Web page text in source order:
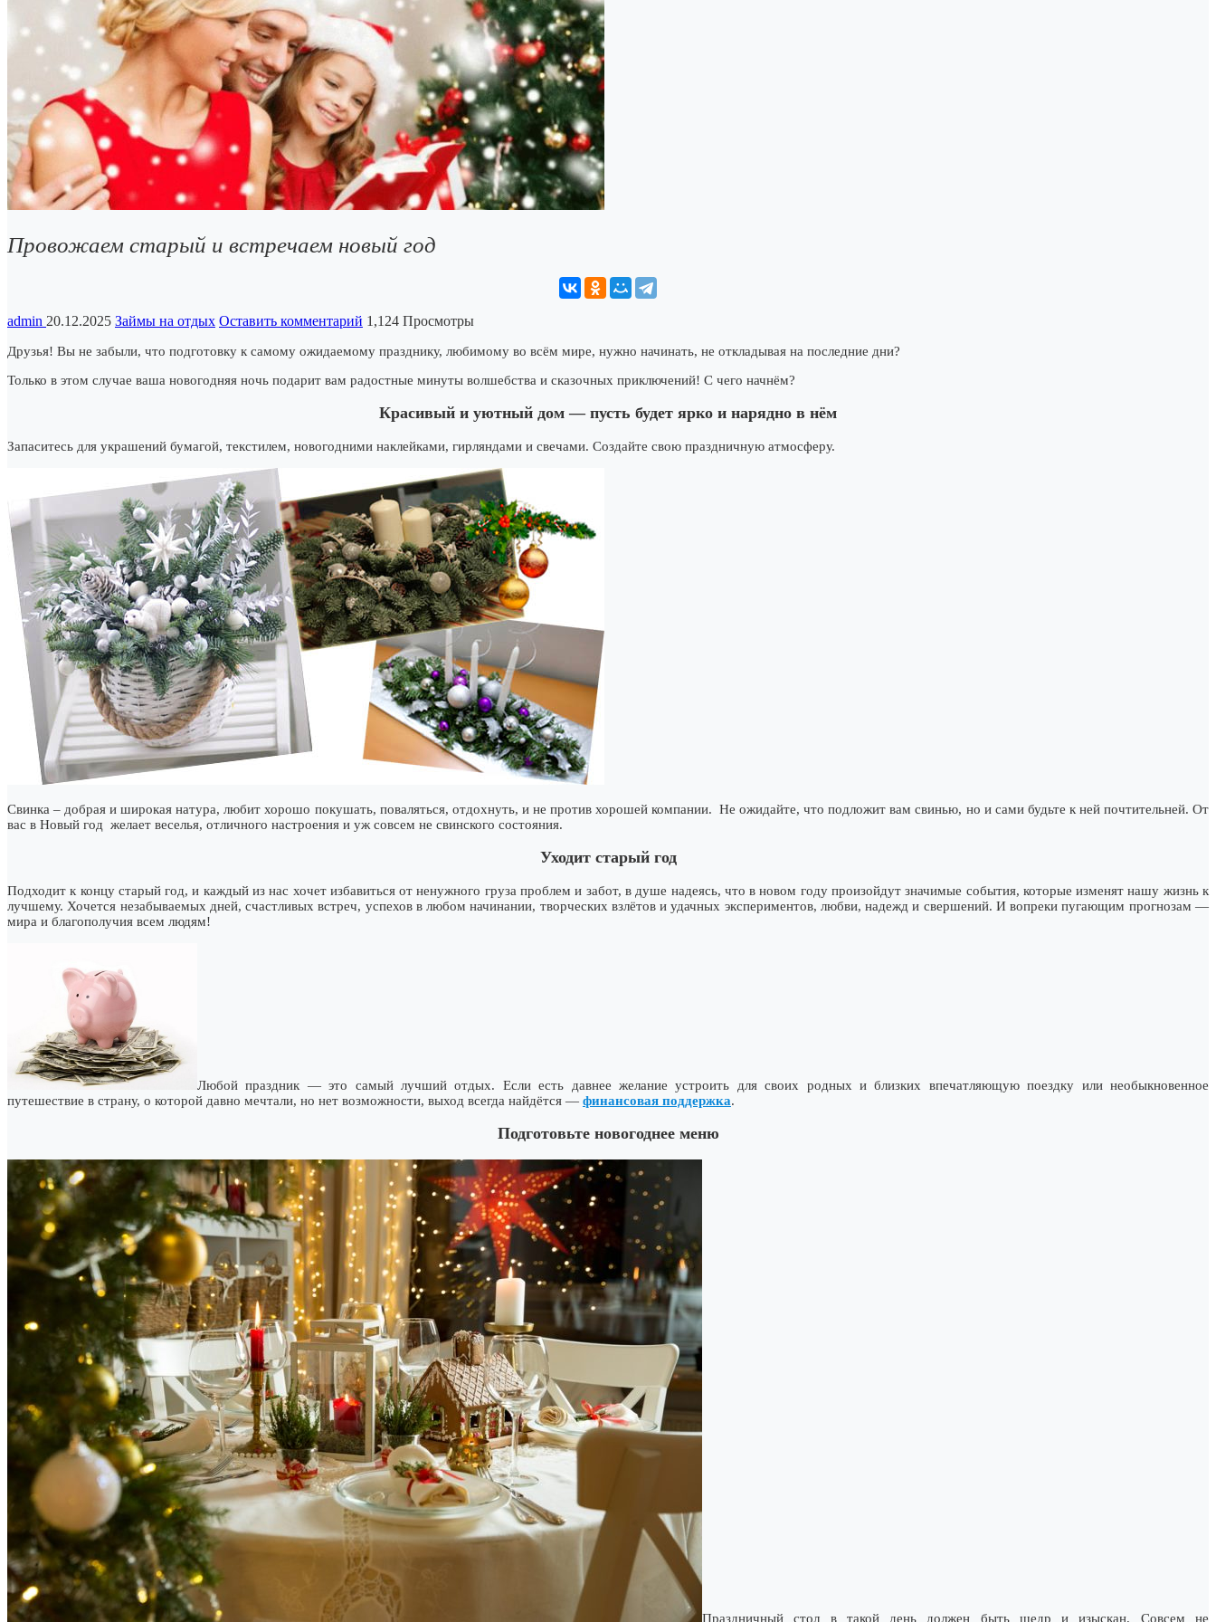
Провожаем старый и встречаем новый год
admin 20.12.2025 Займы на отдых Оставить комментарий 1,124 Просмотры
Друзья! Вы не забыли, что подготовку к самому ожидаемому празднику, любимому во всём мире, нужно начинать, не откладывая на последние дни?
Только в этом случае ваша новогодняя ночь подарит вам радостные минуты волшебства и сказочных приключений! С чего начнём?
Красивый и уютный дом — пусть будет ярко и нарядно в нём
Запаситесь для украшений бумагой, текстилем, новогодними наклейками, гирляндами и свечами. Создайте свою праздничную атмосферу.
Свинка – добрая и широкая натура, любит хорошо покушать, поваляться, отдохнуть, и не против хорошей компании. Не ожидайте, что подложит вам свинью, но и сами будьте к ней почтительней. От
вас в Новый год желает веселья, отличного настроения и уж совсем не свинского состояния.
Уходит старый год
Подходит к концу старый год, и каждый из нас хочет избавиться от ненужного груза проблем и забот, в душе надеясь, что в новом году произойдут значимые события, которые изменят нашу жизнь к
лучшему. Хочется незабываемых дней, счастливых встреч, успехов в любом начинании, творческих взлётов и удачных экспериментов, любви, надежд и свершений. И вопреки пугающим прогнозам —
мира и благополучия всем людям!
Любой праздник — это самый лучший отдых. Если есть давнее желание устроить для своих родных и близких впечатляющую поездку или необыкновенное
путешествие в страну, о которой давно мечтали, но нет возможности, выход всегда найдётся — финансовая поддержка.
Подготовьте новогоднее меню
Праздничный стол в такой день должен быть щедр и изыскан. Совсем не